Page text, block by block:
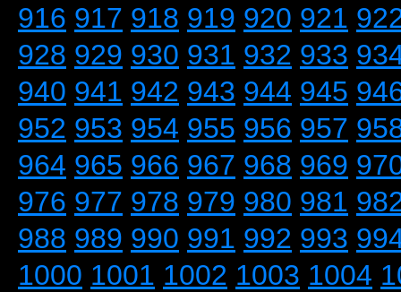
916 917 918 919 920 921
928 929 930 931 932 933
940 941 942 943 944 945
952 953 954 955 956 957
964 965 966 967 968 969
976 977 978 979 980 981
988 989 990 991 992 993
1000 1001 1002 1003 1004